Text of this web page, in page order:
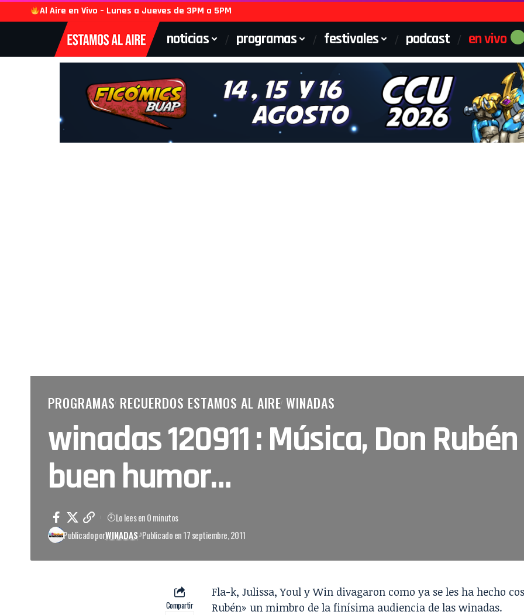
Al Aire en Vivo – Lunes a Jueves de 3PM a 5PM
noticias programas festivales podcast en vivo
PROGRAMAS RECUERDOS ESTAMOS AL AIRE WINADAS
winadas 120911 : Música, Don
buen humor…
Publicado porWINADAS Publicado en 17 septiembre, 2011
Lo lees en 0 minutos
Compartir
Fla-k, Julissa,Youl yWin divagaron como ya se les ha hecho
Rubén» un mimbro de la finísima audiencia de las winadas.